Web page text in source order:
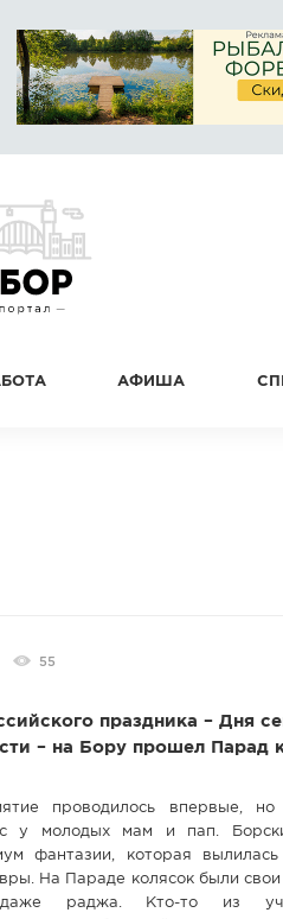
АФИША
55
праздника – Дня
– на Бору прошел Парад
проводилось впервые, но
у молодых мам и пап.
фантазии, которая
На Параде колясок были свои
раджа. Кто-то из